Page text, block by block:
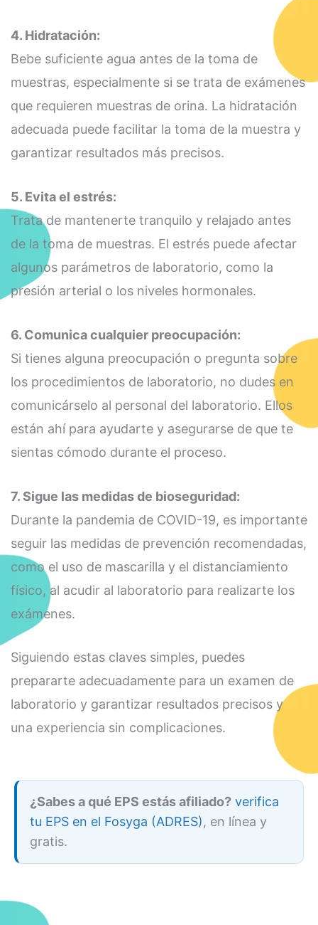
4. Hidratación:
Bebe suficiente agua antes de la toma de
muestras, especialmente si se trata de exámenes
que requieren muestras de orina. La hidratación
adecuada puede facilitar la toma de la muestra y
garantizar resultados más precisos.
5. Evita el estrés:
Trata de mantenerte tranquilo y relajado antes
de la toma de muestras. El estrés puede afectar
algunos parámetros de laboratorio, como la
presión arterial o los niveles hormonales.
6. Comunica cualquier preocupación:
Si tienes alguna preocupación o pregunta sobre
los procedimientos de laboratorio, no dudes en
comunicárselo al personal del laboratorio. Ellos
están ahí para ayudarte y asegurarse de que te
sientas cómodo durante el proceso.
7. Sigue las medidas de bioseguridad:
Durante la pandemia de COVID-19, es importante
seguir las medidas de prevención recomendadas,
como el uso de mascarilla y el distanciamiento
físico, al acudir al laboratorio para realizarte los
exámenes.
Siguiendo estas claves simples, puedes
prepararte adecuadamente para un examen de
laboratorio y garantizar resultados precisos y
una experiencia sin complicaciones.
¿Sabes a qué EPS estás afiliado? verifica
tu EPS en el Fosyga (ADRES), en línea y
gratis.